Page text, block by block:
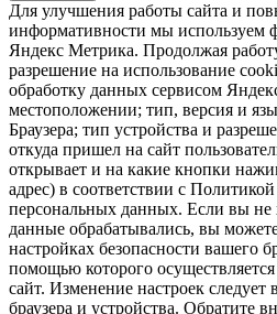
Для улучшения работы сайта и
информативности мы используем
Яндекс Метрика. Продолжая
разрешение на использование
обработку данных сервисом
местоположении; тип, версия и
Браузера; тип устройства и
откуда пришел на сайт
открывает и на какие кнопки
адрес) в соответствии с
персональных данных. Если вы не
данные обрабатывались, вы
настройках безопасности вашего
помощью которого
сайт. Изменение настроек
браузера и устройства. Обратите